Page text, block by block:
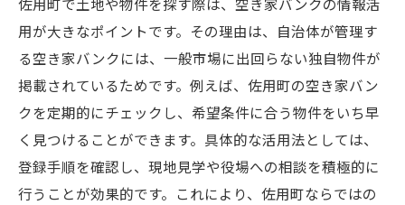
中古物件売却にも応用できる手法を公開
古民家や平屋物件で叶える田舎暮らしの魅力
姫路市土地売却後の古民家活用アイデア
平屋物件選びと土地売却の相乗効果を検証
古民家再生の実践と土地売却のポイント
佐用町で土地や物件を探す際は、空き家バンクの情報活
用が大きなポイントです。その理由は、自治体が管理す
る空き家バンクには、一般市場に出回らない独自物件が
掲載されているためです。例えば、佐用町の空き家バン
クを定期的にチェックし、希望条件に合う物件をいち早
く見つけることができます。具体的な活用法としては、
登録手順を確認し、現地見学や役場への相談を積極的に
行うことが効果的です。これにより、佐用町ならではの